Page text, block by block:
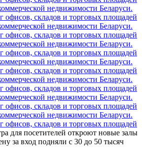
недвижимости Беларуси.
офисов, складов и торговых площадей
недвижимости Беларуси.
офисов, складов и торговых площадей
недвижимости Беларуси.
офисов, складов и торговых площадей
недвижимости Беларуси.
офисов, складов и торговых площадей
недвижимости Беларуси.
офисов, складов и торговых площадей
недвижимости Беларуси.
офисов, складов и торговых площадей
недвижимости Беларуси.
офисов, складов и торговых площадей
для посетителей откроют новые залы
за вход подняли с 30 до 50 тысяч